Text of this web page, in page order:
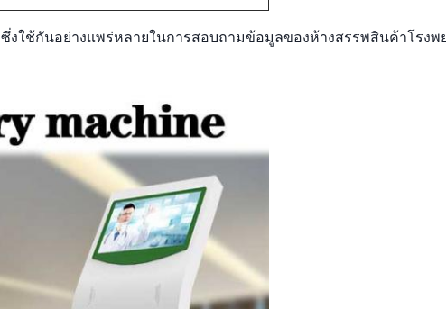
ซึ่งใช้กันอย่างแพร่หลายในการสอบถามข้อมูลของห้างสรรพสินค้าโรงพ